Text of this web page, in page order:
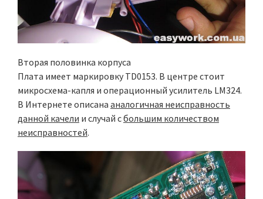
Вторая половинка корпуса
Плата имеет маркировку TD0153. В центре стоит
микросхема-капля и операционный усилитель LM324.
В Интернете описана аналогичная неисправность
данной качели и случай сбольшим количеством
неисправностей.